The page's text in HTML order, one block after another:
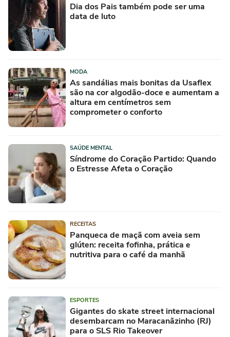
Dia dos Pais também pode ser uma
data de luto
MODA
As sandálias mais bonitas da Usaflex
são na cor algodão-doce e aumentam a
altura em centímetros sem
comprometer o conforto
SAÚDE MENTAL
Síndrome do Coração Partido: Quando
o Estresse Afeta o Coração
RECEITAS
Panqueca de maçã com aveia sem
glúten: receita fofinha, prática e
nutritiva para o café da manhã
ESPORTES
Gigantes do skate street internacional
desembarcam no Maracanãzinho (RJ)
para o SLS Rio Takeover